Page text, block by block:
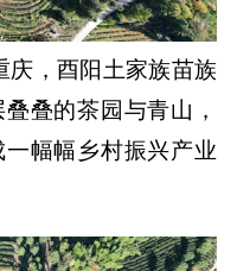
，酉阳土家族苗族
叠的茶园与青山，
幅幅乡村振兴产业